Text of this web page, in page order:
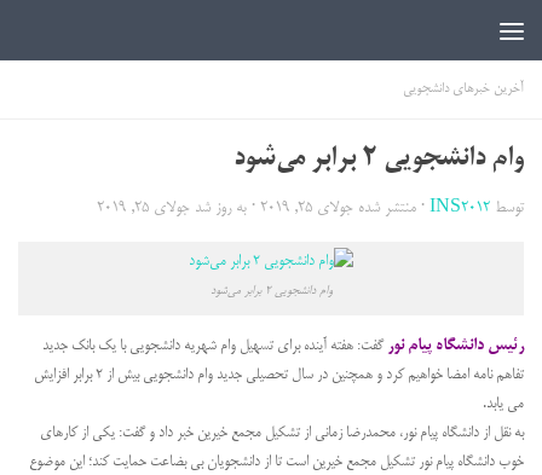
آخرین خبرهای دانشجویی
وام دانشجویی ۲ برابر می‌شود
توسط INS2012 · منتشر شده جولای 25, 2019 · به روز شد جولای 25, 2019
وام دانشجویی ۲ برابر می‌شود
رئیس دانشگاه پیام نور گفت: هفته آینده برای تسهیل وام شهریه دانشجویی با یک بانک جدید
تفاهم نامه امضا خواهیم کرد و همچنین در سال تحصیلی جدید وام دانشجویی بیش از ۲ برابر افزایش
می یابد.
به نقل از دانشگاه پیام نور، محمدرضا زمانی از تشکیل مجمع خیرین خبر داد و گفت: یکی از کارهای
خوب دانشگاه پیام نور تشکیل مجمع خیرین است تا از دانشجویان بی بضاعت حمایت کند؛ این موضوع